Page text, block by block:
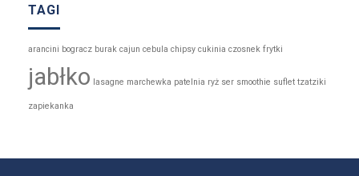
TAGI
arancini bogracz burak cajun cebula chipsy cukinia czosnek frytki
jabłko lasagne marchewka patelnia ryż ser smoothie suflet tzatziki
zapiekanka